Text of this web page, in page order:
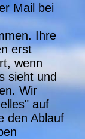
Mail bei
Ihre
erst
wenn
sieht und
Wir
auf
den Ablauf